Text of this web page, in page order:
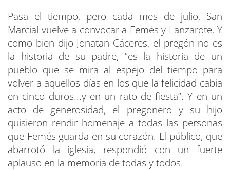
Pasa el tiempo, pero cada mes de julio, San
Marcial vuelve a convocar a Femés y Lanzarote. Y
como bien dijo Jonatan Cáceres, el pregón no es
la historia de su padre, “es la historia de un
pueblo que se mira al espejo del tiempo para
volver a aquellos días en los que la felicidad cabía
en cinco duros...y en un rato de fiesta”. Y en un
acto de generosidad, el pregonero y su hijo
quisieron rendir homenaje a todas las personas
que Femés guarda en su corazón. El público, que
abarrotó la iglesia, respondió con un fuerte
aplauso en la memoria de todas y todos.